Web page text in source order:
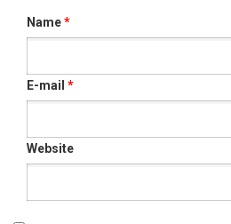
Name*
E-mail *
Website